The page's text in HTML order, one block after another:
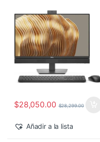
Windows 11 Pro
$28,050.00 $28,299.00
Añadir a la lista